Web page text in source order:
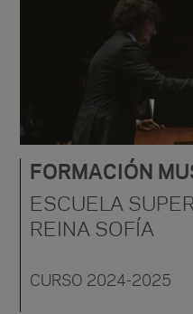
FORMACIÓN
ESCUELA
REINA SOFÍA
CURSO 2024-2025